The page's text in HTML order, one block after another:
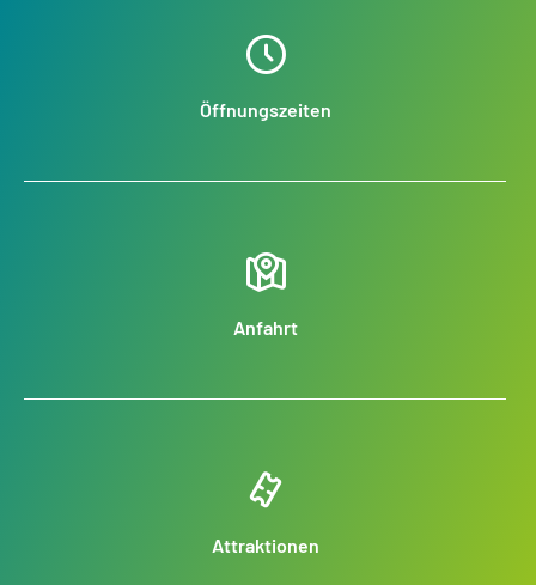
Öffnungszeiten
Anfahrt
Attraktionen